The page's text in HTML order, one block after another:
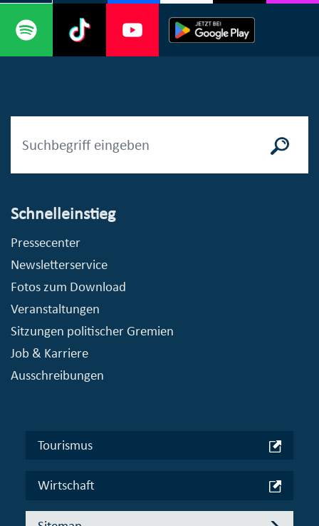
Schnelleinstieg
Pressecenter
Newsletterservice
Fotos zum Download
Veranstaltungen
Sitzungen politischer Gremien
Job & Karriere
Ausschreibungen
Tourismus
Wirtschaft